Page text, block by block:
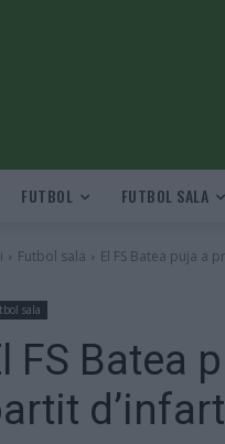
FUTBOL FUTBOL SALA
Futbol sala El FS Batea puja a
sala
FS Batea